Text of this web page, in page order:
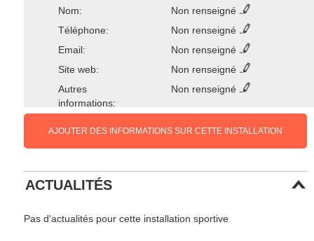
Nom:
Non renseigné
Téléphone:
Non renseigné
Email:
Non renseigné
Site web:
Non renseigné
Autres
informations:
Non renseigné
AJOUTER DES INFORMATIONS SUR CETTE INSTALLATION
ACTUALITÉS
Pas d'actualités pour cette installation sportive